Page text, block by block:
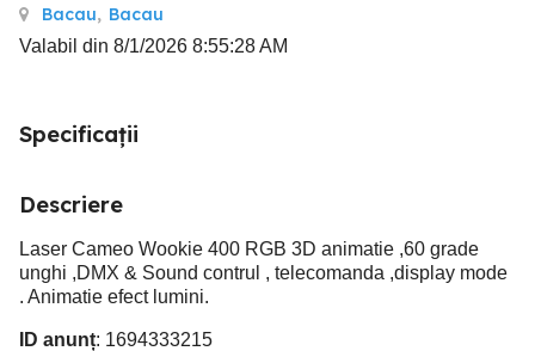
Bacau, Bacau
Valabil din 8/1/2026 8:55:28 AM
Specificații
Descriere
Laser Cameo Wookie 400 RGB 3D animatie ,60 grade
unghi ,DMX & Sound contrul , telecomanda ,display mode
. Animatie efect lumini.
ID anunț: 1694333215